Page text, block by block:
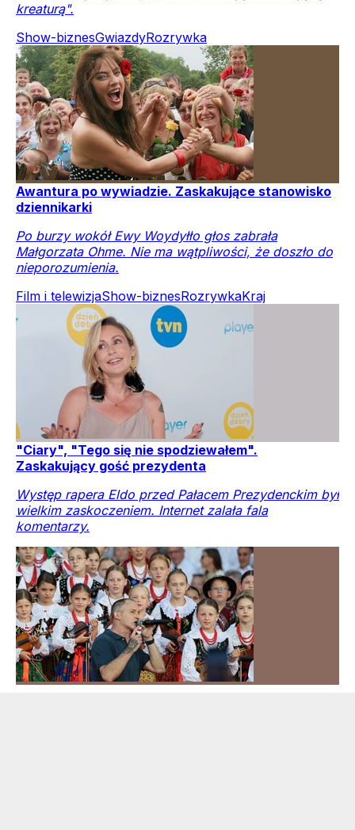
kreaturą".
Show-biznesGwiazdyRozrywka
Awantura po wywiadzie. Zaskakujące stanowisko
dziennikarki
Po burzy wokół Ewy Woydyłło głos zabrała
Małgorzata Ohme. Nie ma wątpliwości, że doszło do
nieporozumienia.
Film i telewizjaShow-biznesRozrywkaKraj
"Ciary", "Tego się nie spodziewałem".
Zaskakujący gość prezydenta
Występ rapera Eldo przed Pałacem Prezydenckim był
wielkim zaskoczeniem. Internet zalała fala
komentarzy.